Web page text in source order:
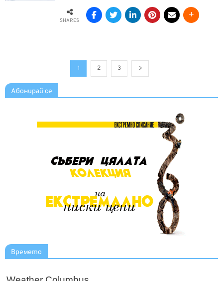
SHARES
1 2 3
Абонирай се
Времето